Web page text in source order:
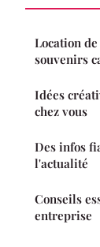
Location
souvenirs
Idées
chez vous
Des infos
l'actualité
Conseils
entreprise